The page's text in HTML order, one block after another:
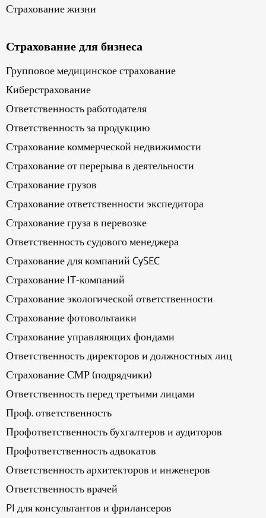
Страхование жизни
Страхование для бизнеса
Групповое медицинское страхование
Киберстрахование
Ответственность работодателя
Ответственность за продукцию
Страхование коммерческой недвижимости
Страхование от перерыва в деятельности
Страхование грузов
Страхование ответственности экспедитора
Страхование груза в перевозке
Ответственность судового менеджера
Страхование для компаний CySEC
Страхование IT-компаний
Страхование экологической ответственности
Страхование фотовольтаики
Страхование управляющих фондами
Ответственность директоров и должностных лиц
Страхование СМР (подрядчики)
Ответственность перед третьими лицами
Проф. ответственность
Профответственность бухгалтеров и аудиторов
Профответственность адвокатов
Ответственность архитекторов и инженеров
Ответственность врачей
PI для консультантов и фрилансеров